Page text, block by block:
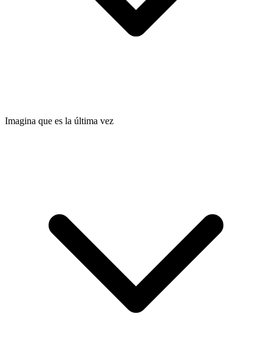
Imagina que es la última vez